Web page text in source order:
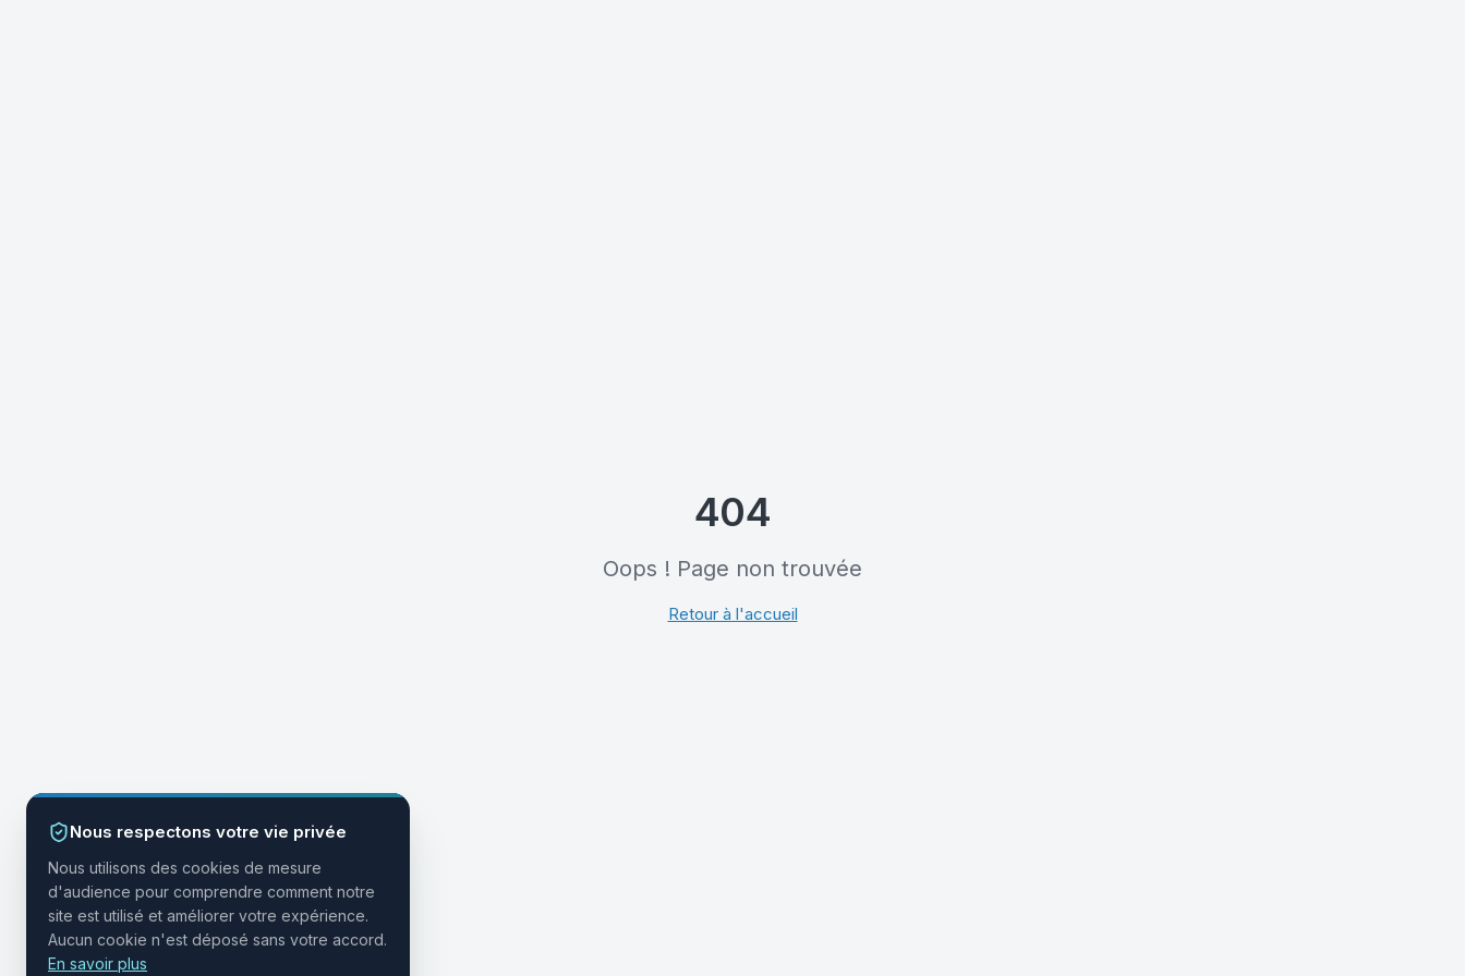
404
Oops ! Page non trouvée
Retour à l'accueil
Nous respectons votre vie privée
Nous utilisons des cookies de mesure
d'audience pour comprendre comment notre
site est utilisé et améliorer votre expérience.
Aucun cookie n'est déposé sans votre accord.
En savoir plus